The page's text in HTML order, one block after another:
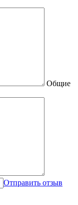
Общие
Отправить отзыв